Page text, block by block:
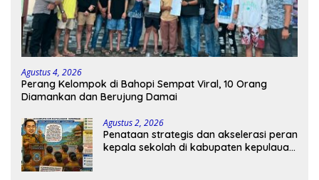
Agustus 4, 2026
Perang Kelompok di Bahopi Sempat Viral, 10 Orang
Diamankan dan Berujung Damai
Agustus 2, 2026
Penataan strategis dan akselerasi peran
kepala sekolah di kabupaten kepulauan